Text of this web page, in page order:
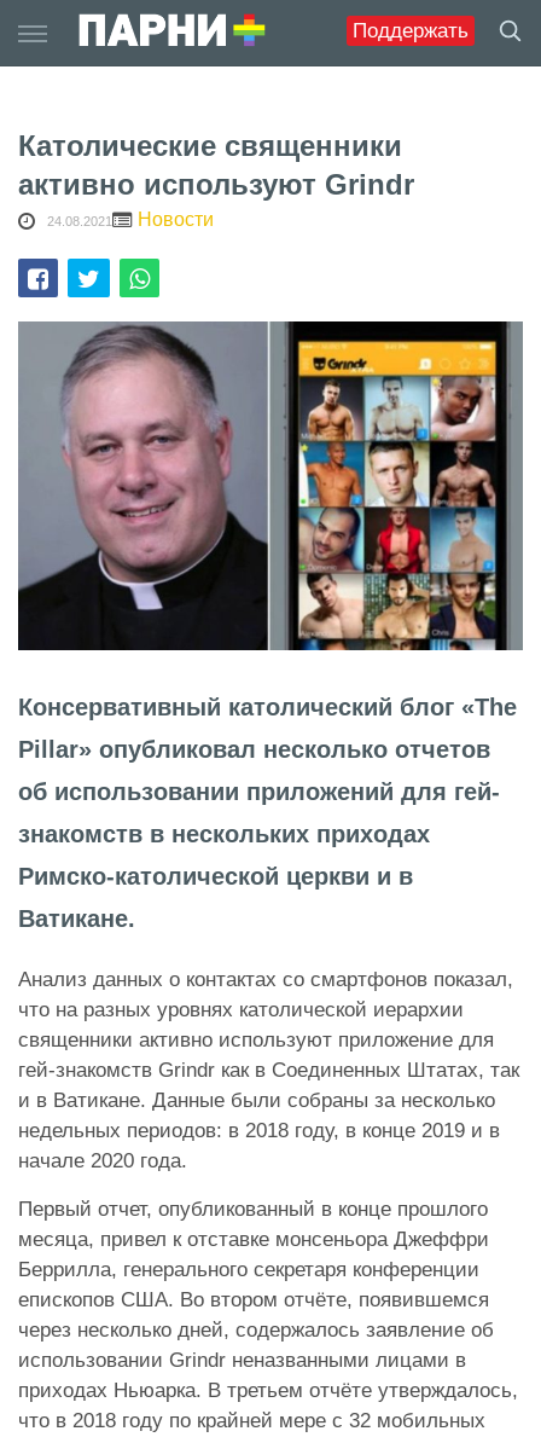
Поддержать
to
content
Католические священники
активно используют Grindr
24.08.2021 Новости
Консервативный католический блог «The
Pillar» опубликовал несколько отчетов
об использовании приложений для гей-
знакомств в нескольких приходах
Римско-католической церкви и в
Ватикане.
Анализ данных о контактах со смартфонов показал,
что на разных уровнях католической иерархии
священники активно используют приложение для
гей-знакомств Grindr как в Соединенных Штатах, так
и в Ватикане. Данные были собраны за несколько
недельных периодов: в 2018 году, в конце 2019 и в
начале 2020 года.
Первый отчет, опубликованный в конце прошлого
месяца, привел к отставке монсеньора Джеффри
Беррилла, генерального секретаря конференции
епископов США. Во втором отчёте, появившемся
через несколько дней, содержалось заявление об
использовании Grindr неназванными лицами в
приходах Ньюарка. В третьем отчёте утверждалось,
что в 2018 году по крайней мере с 32 мобильных